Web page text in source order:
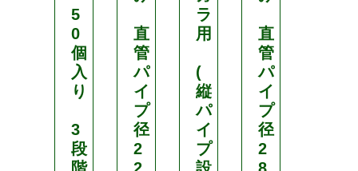
5
0
個
入
り
3
段
直
管
パ
イ
プ
径
2
ラ
用
(
縦
パ
イ
プ
直
管
パ
イ
プ
径
2